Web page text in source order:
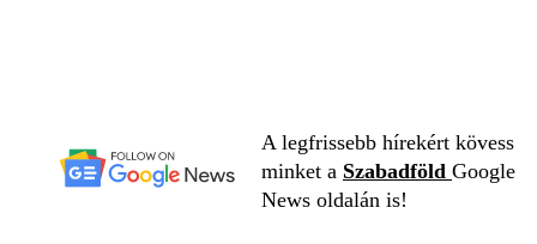
A legfrissebb hírekért kövess
minket a Szabadföld Google
News oldalán is!